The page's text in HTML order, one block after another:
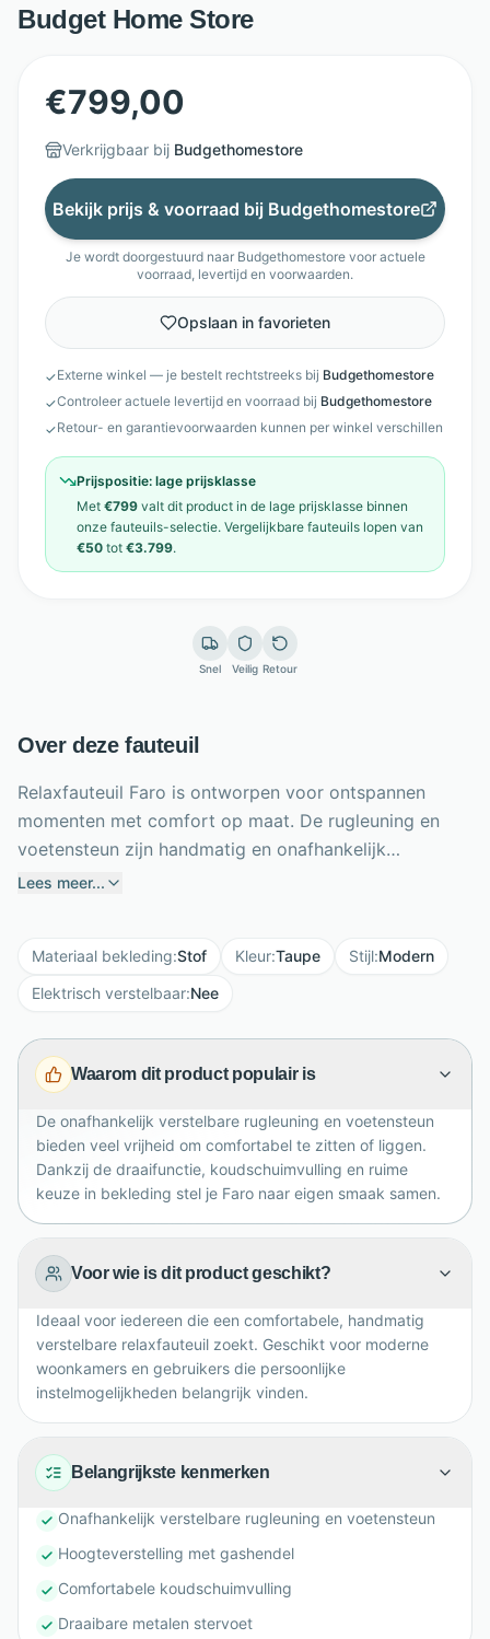
Budget Home Store
€799,00
Verkrijgbaar bij Budgethomestore
Bekijk prijs & voorraad bij Budgethomestore
Je wordt doorgestuurd naar Budgethomestorevoor actuele
voorraad, levertijd en voorwaarden.
Opslaan in favorieten
✓Externe winkel — je bestelt rechtstreeks bij Budgethomestore
✓Controleer actuele levertijd en voorraad bij Budgethomestore
✓Retour- en garantievoorwaarden kunnen per winkel verschillen
Prijspositie: lage prijsklasse
Met €799 valt dit product in de lage prijsklasse binnen
onze fauteuils-selectie. Vergelijkbare fauteuils lopen van
€50 tot €3.799.
Snel Veilig Retour
Over deze fauteuil
Relaxfauteuil Faro is ontworpen voor ontspannen
momenten met comfort op maat. De rugleuning en
voetensteun zijn handmatig en onafhankelijk
verstelbaar, zodat je eenvoudig jouw ideale
koudschuimvulling biedt aangename ondersteuning
tijdens lezen, televisiekijken of uitrusten. Het getoonde
staat op een stijlvolle metalen stervoet. Dankzij de
draaifunctie geniet je van extra bewegingsvrijheid.
kleuren, maten en onderstellen, waardoor deze
eigentijdse relaxfauteuil prachtig aansluit bij jouw
interieur en persoonlijke woonwensen voor dagelijks
gebruik thuis.
Lees meer...
Materiaal bekleding:Stof Kleur:Taupe Stijl:Modern
Elektrisch verstelbaar:Nee
Waarom dit product populair is
De onafhankelijk verstelbare rugleuning en voetensteun
bieden veel vrijheid om comfortabel te zitten of liggen.
Dankzij de draaifunctie, koudschuimvulling en ruime
keuze in bekleding stel je Faro naar eigen smaak samen.
Voor wie is dit product geschikt?
Ideaal voor iedereen die een comfortabele, handmatig
verstelbare relaxfauteuil zoekt. Geschikt voor moderne
woonkamers en gebruikers die persoonlijke
instelmogelijkheden belangrijk vinden.
Belangrijkste kenmerken
Onafhankelijk verstelbare rugleuning en voetensteun
Hoogteverstelling met gashendel
Comfortabele koudschuimvulling
Draaibare metalen stervoet